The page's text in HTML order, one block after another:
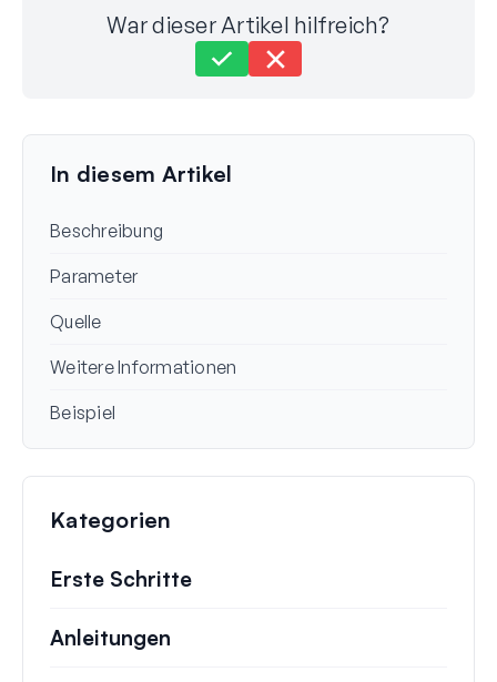
War dieser Artikel hilfreich?
Zuletzt aktualisiert am 11. Dez 2025
In diesem Artikel
Beschreibung
Parameter
Quelle
Weitere Informationen
Beispiel
Kategorien
Erste Schritte
Anleitungen